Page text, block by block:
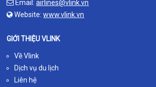
Email:airlines@vlink.vn
Website:www.vlink.vn
GIỚI THIỆU VLINK
Về Vlink
Dịch vụ du lịch
Liên hệ